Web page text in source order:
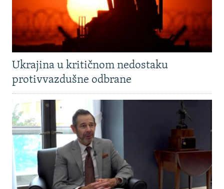
Ukrajina u kritičnom nedostaku
protivvazdušne odbrane